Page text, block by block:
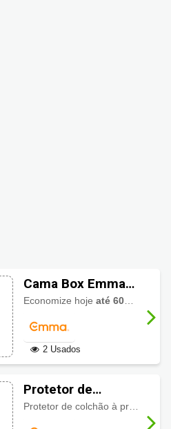
Cama Box Emma
até 60% de
Economize hojeaté 60% de desconto
2 Usados
Protetor de
Colchão Emma